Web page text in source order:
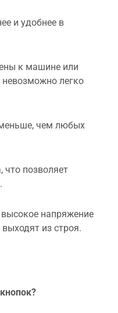
и удобнее в
к машине или
невозможно легко
чем любых
что позволяет
напряжение
из строя.